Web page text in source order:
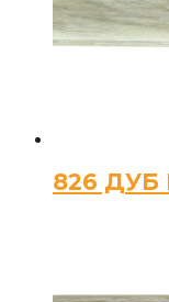
826 ДУБ